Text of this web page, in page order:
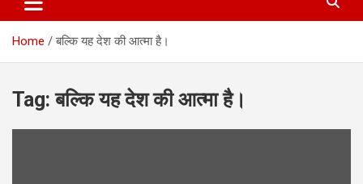
Home बल्कि यह देश की आत्मा है।
Tag:बल्कि यह देश की आत्मा है।